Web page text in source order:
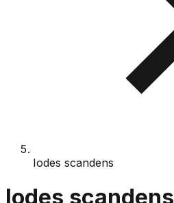
Iodes scandens
Iodes scandens